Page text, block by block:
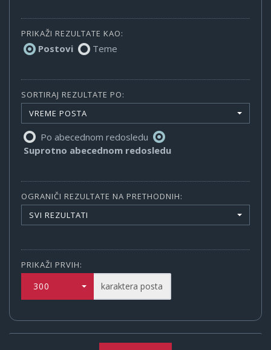
PRIKAŽI REZULTATE KAO:
Postovi Teme
SORTIRAJ REZULTATE PO:
VREME POSTA
Po abecednom redosledu
Suprotno abecednom redosledu
OGRANIČI REZULTATE NA PRETHODNIH:
SVI REZULTATI
PRIKAŽI PRVIH:
300 karaktera posta